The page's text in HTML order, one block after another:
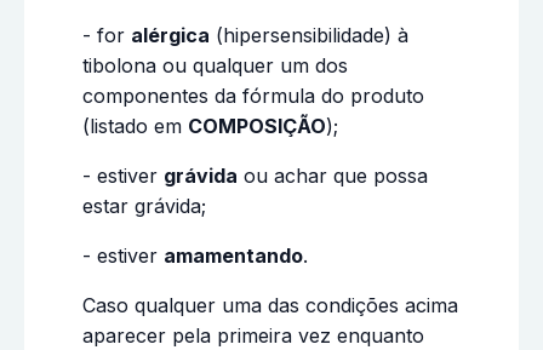
- for alérgica (hipersensibilidade) à
tibolona ou qualquer um dos
componentes da fórmula do produto
(listado em COMPOSIÇÃO);
- estiver grávida ou achar que possa
estar grávida;
- estiver amamentando.
Caso qualquer uma das condições acima
aparecer pela primeira vez enquanto